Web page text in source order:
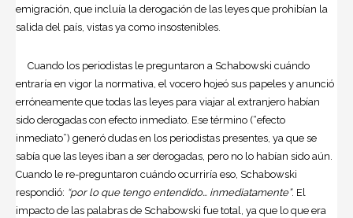
emigración, que incluía la derogación de las leyes que prohibían la
salida del país, vistas ya como insostenibles.
Cuando los periodistas le preguntaron a Schabowski cuándo
entraría en vigor la normativa, el vocero hojeó sus papeles y anunció
erróneamente que todas las leyes para viajar al extranjero habían
sido derogadas con efecto inmediato. Ese término (“efecto
inmediato”) generó dudas en los periodistas presentes, ya que se
sabía que las leyes iban a ser derogadas, pero no lo habían sido aún.
Cuando le re-preguntaron cuándo ocurriría eso, Schabowski
respondió: “por lo que tengo entendido… inmediatamente”. El
impacto de las palabras de Schabowski fue total, ya que lo que era